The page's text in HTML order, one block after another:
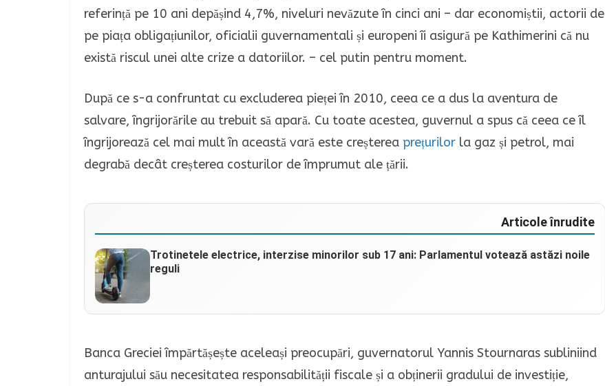
referință pe 10 ani depășind 4,7%, niveluri nevăzute în cinci ani – dar economiștii, actorii de
pe piața obligațiunilor, oficialii guvernamentali și europeni îi asigură pe Kathimerini că nu
există riscul unei alte crize a datoriilor. – cel putin pentru moment.
După ce s-a confruntat cu excluderea pieței în 2010, ceea ce a dus la aventura de
salvare, îngrijorările au trebuit să apară. Cu toate acestea, guvernul a spus că ceea ce îl
îngrijorează cel mai mult în această vară este creșterea prețurilor la gaz și petrol, mai
degrabă decât creșterea costurilor de împrumut ale țării.
Articole înrudite
Trotinetele electrice, interzise minorilor sub 17 ani: Parlamentul votează astăzi noile
reguli
Banca Greciei împărtășește aceleași preocupări, guvernatorul Yannis Stournaras subliniind
anturajului său necesitatea responsabilității fiscale și a obținerii gradului de investiție,